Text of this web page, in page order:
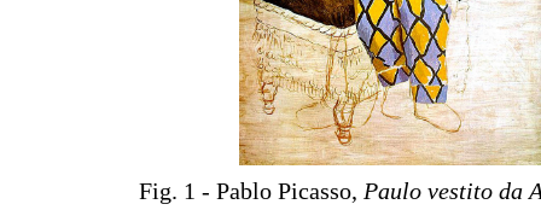
Fig. 1 - Pablo Picasso, Paulo vestito da